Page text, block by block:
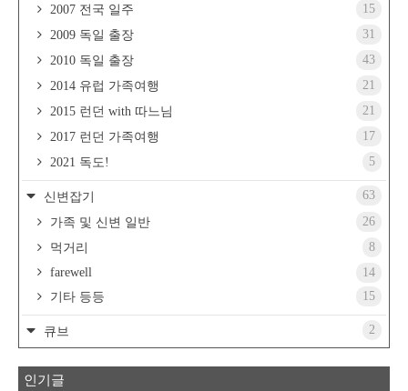
2007 전국 일주
15
2009 독일 출장
31
2010 독일 출장
43
2014 유럽 가족여행
21
2015 런던 with 따느님
21
2017 런던 가족여행
17
2021 독도!
5
신변잡기
63
가족 및 신변 일반
26
먹거리
8
farewell
14
기타 등등
15
큐브 2
인기글